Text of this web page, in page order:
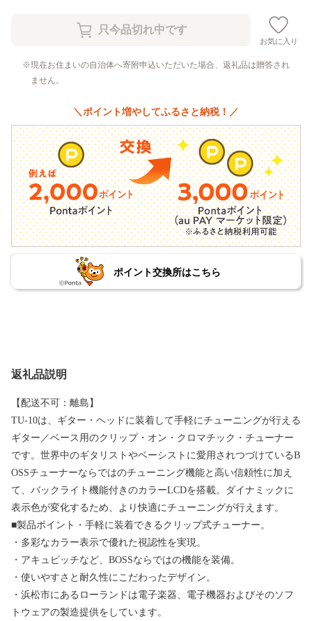
お気に入り
現在お住まいの自治体へ寄附申込いただいた場合、返礼品は贈答され
ません。
＼ポイント増やしてふるさと納税！／
ポイント交換所はこちら
返礼品説明
【配送不可：離島】
TU-10は、ギター・ヘッドに装着して手軽にチューニングが行える
ギター／ベース用のクリップ・オン・クロマチック・チューナー
です。世界中のギタリストやベーシストに愛用されつづけているB
OSSチューナーならではのチューニング機能と高い信頼性に加え
て、バックライト機能付きのカラーLCDを搭載。ダイナミックに
表示色が変化するため、より快適にチューニングが行えます。
■製品ポイント・手軽に装着できるクリップ式チューナー。
・多彩なカラー表示で優れた視認性を実現。
・アキュピッチなど、BOSSならではの機能を装備。
・使いやすさと耐久性にこだわったデザイン。
・浜松市にあるローランドは電子楽器、電子機器およびそのソフ
トウェアの製造提供をしています。